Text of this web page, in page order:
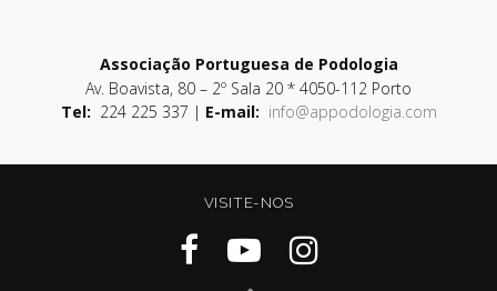
Associação Portuguesa de Podologia
Av. Boavista, 80 – 2º Sala 20 * 4050-112 Porto
Tel: 224 225 337 | E-mail: info@appodologia.com
VISITE-NOS